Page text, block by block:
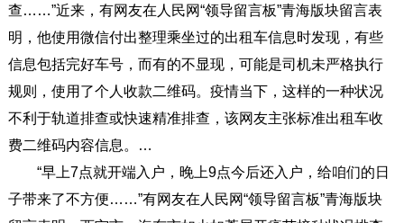
查……”近来，有网友在人民网“领导留言板”青海版块留言表
明，他使用微信付出整理乘坐过的出租车信息时发现，有些
信息包括完好车号，而有的不显现，可能是司机未严格执行
规则，使用了个人收款二维码。疫情当下，这样的一种状况
不利于轨道排查或快速精准排查，该网友主张标准出租车收
费二维码内容信息。…
“早上7点就开端入户，晚上9点今后还入户，给咱们的日
子带来了不方便……”有网友在人民网“领导留言板”青海版块